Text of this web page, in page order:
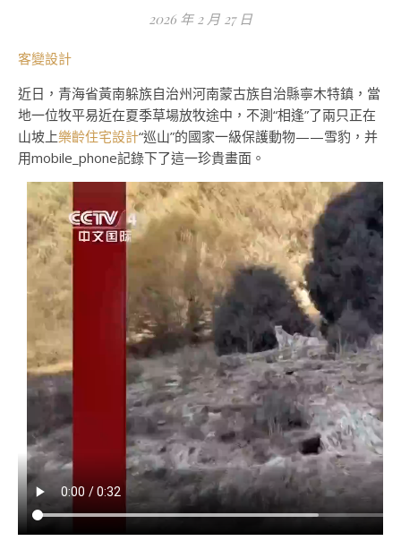
2026 年 2 月 27 日
客變設計
近日，青海省黃南躲族自治州河南蒙古族自治縣寧木特鎮，當
地一位牧平易近在夏季草場放牧途中，不測“相逢”了兩只正在
山坡上樂齡住宅設計“巡山”的國家一級保護動物——雪豹，并
用mobile_phone記錄下了這一珍貴畫面。